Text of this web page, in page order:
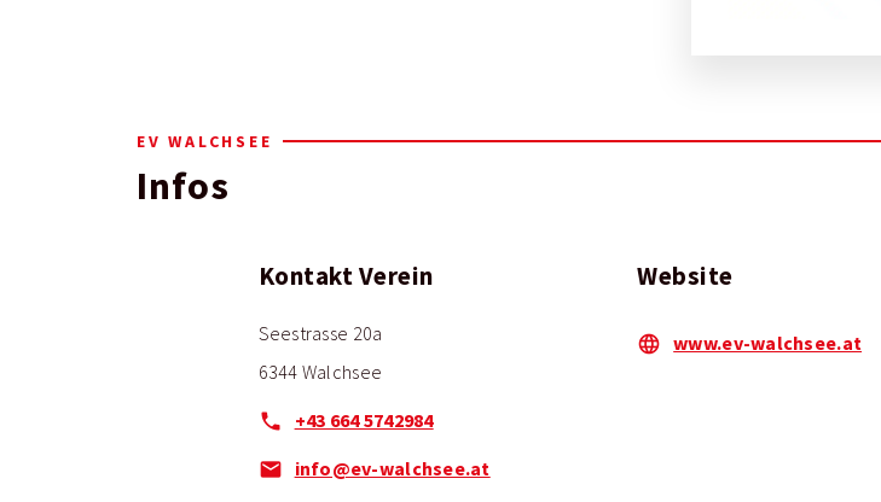
EV WALCHSEE
Infos
Kontakt Verein
Seestrasse 20a
6344 Walchsee
+43 664 5742984
info@ev-walchsee.at
Website
www.ev-walchsee.at